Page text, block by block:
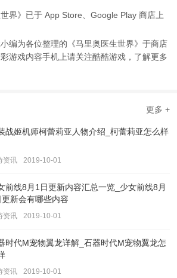
界》已于 App Store、Google Play 商店上
编为各位整理的《马里奥医生世界》于商店
游戏内容手机上请关注酷酷游戏，了解更多
更多 +
战姬机师柯蕾莉亚人物介绍_柯蕾莉亚怎么样
资讯 2019-10-01
前线8月1日更新内容汇总一览_少女前线8月
更新会有哪些内容
资讯 2019-10-01
时代M宠物翼龙详解_石器时代M宠物翼龙怎
资讯 2019-10-01